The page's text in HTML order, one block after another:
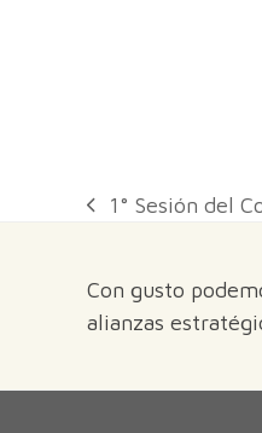
previous
1° Sesión del
Con gusto
alianzas